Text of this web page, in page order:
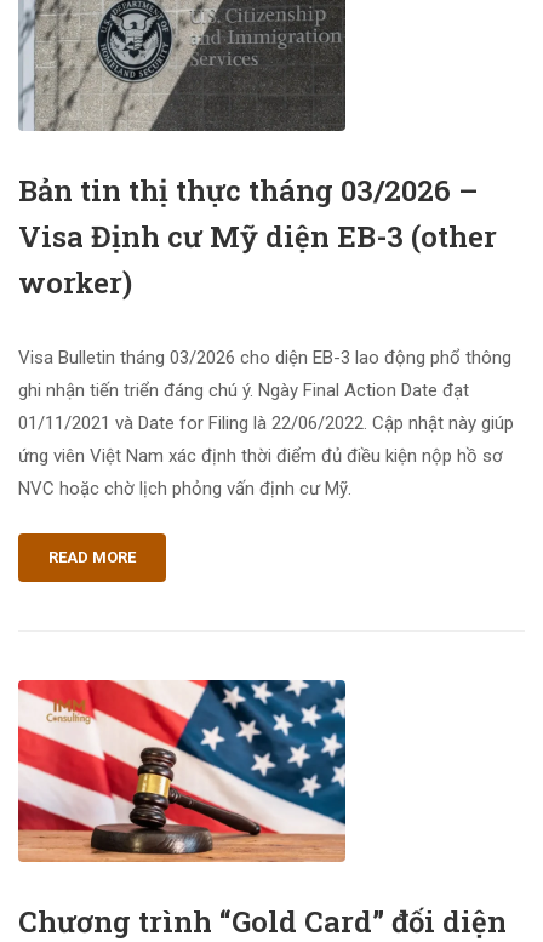
Bản tin thị thực tháng 03/2026 –
Visa Định cư Mỹ diện EB-3 (other
worker)
Visa Bulletin tháng 03/2026 cho diện EB-3 lao động phổ thông
ghi nhận tiến triển đáng chú ý. Ngày Final Action Date đạt
01/11/2021 và Date for Filing là 22/06/2022. Cập nhật này giúp
ứng viên Việt Nam xác định thời điểm đủ điều kiện nộp hồ sơ
NVC hoặc chờ lịch phỏng vấn định cư Mỹ.
READ MORE
Chương trình “Gold Card” đối diện